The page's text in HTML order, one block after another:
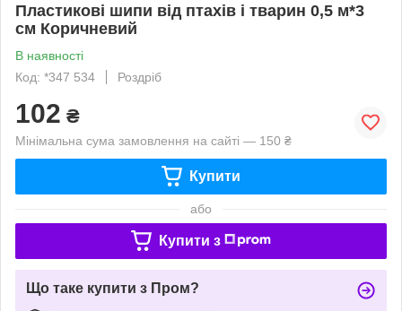
Пластикові шипи від птахів і тварин 0,5 м*3
см Коричневий
В наявності
Код: *347 534
Роздріб
102 ₴
Мінімальна сума замовлення на сайті — 150 ₴
Купити
або
Купити з
Що таке купити з Пром?